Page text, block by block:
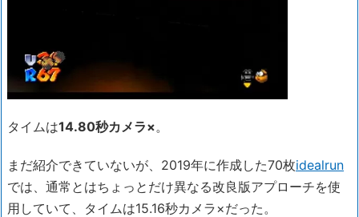
タイムは14.80秒カメラ×。
まだ紹介できていないが、2019年に作成した70枚idealrun
では、通常とはちょっとだけ異なる改良版アプローチを使
用していて、タイムは15.16秒カメラ×だった。